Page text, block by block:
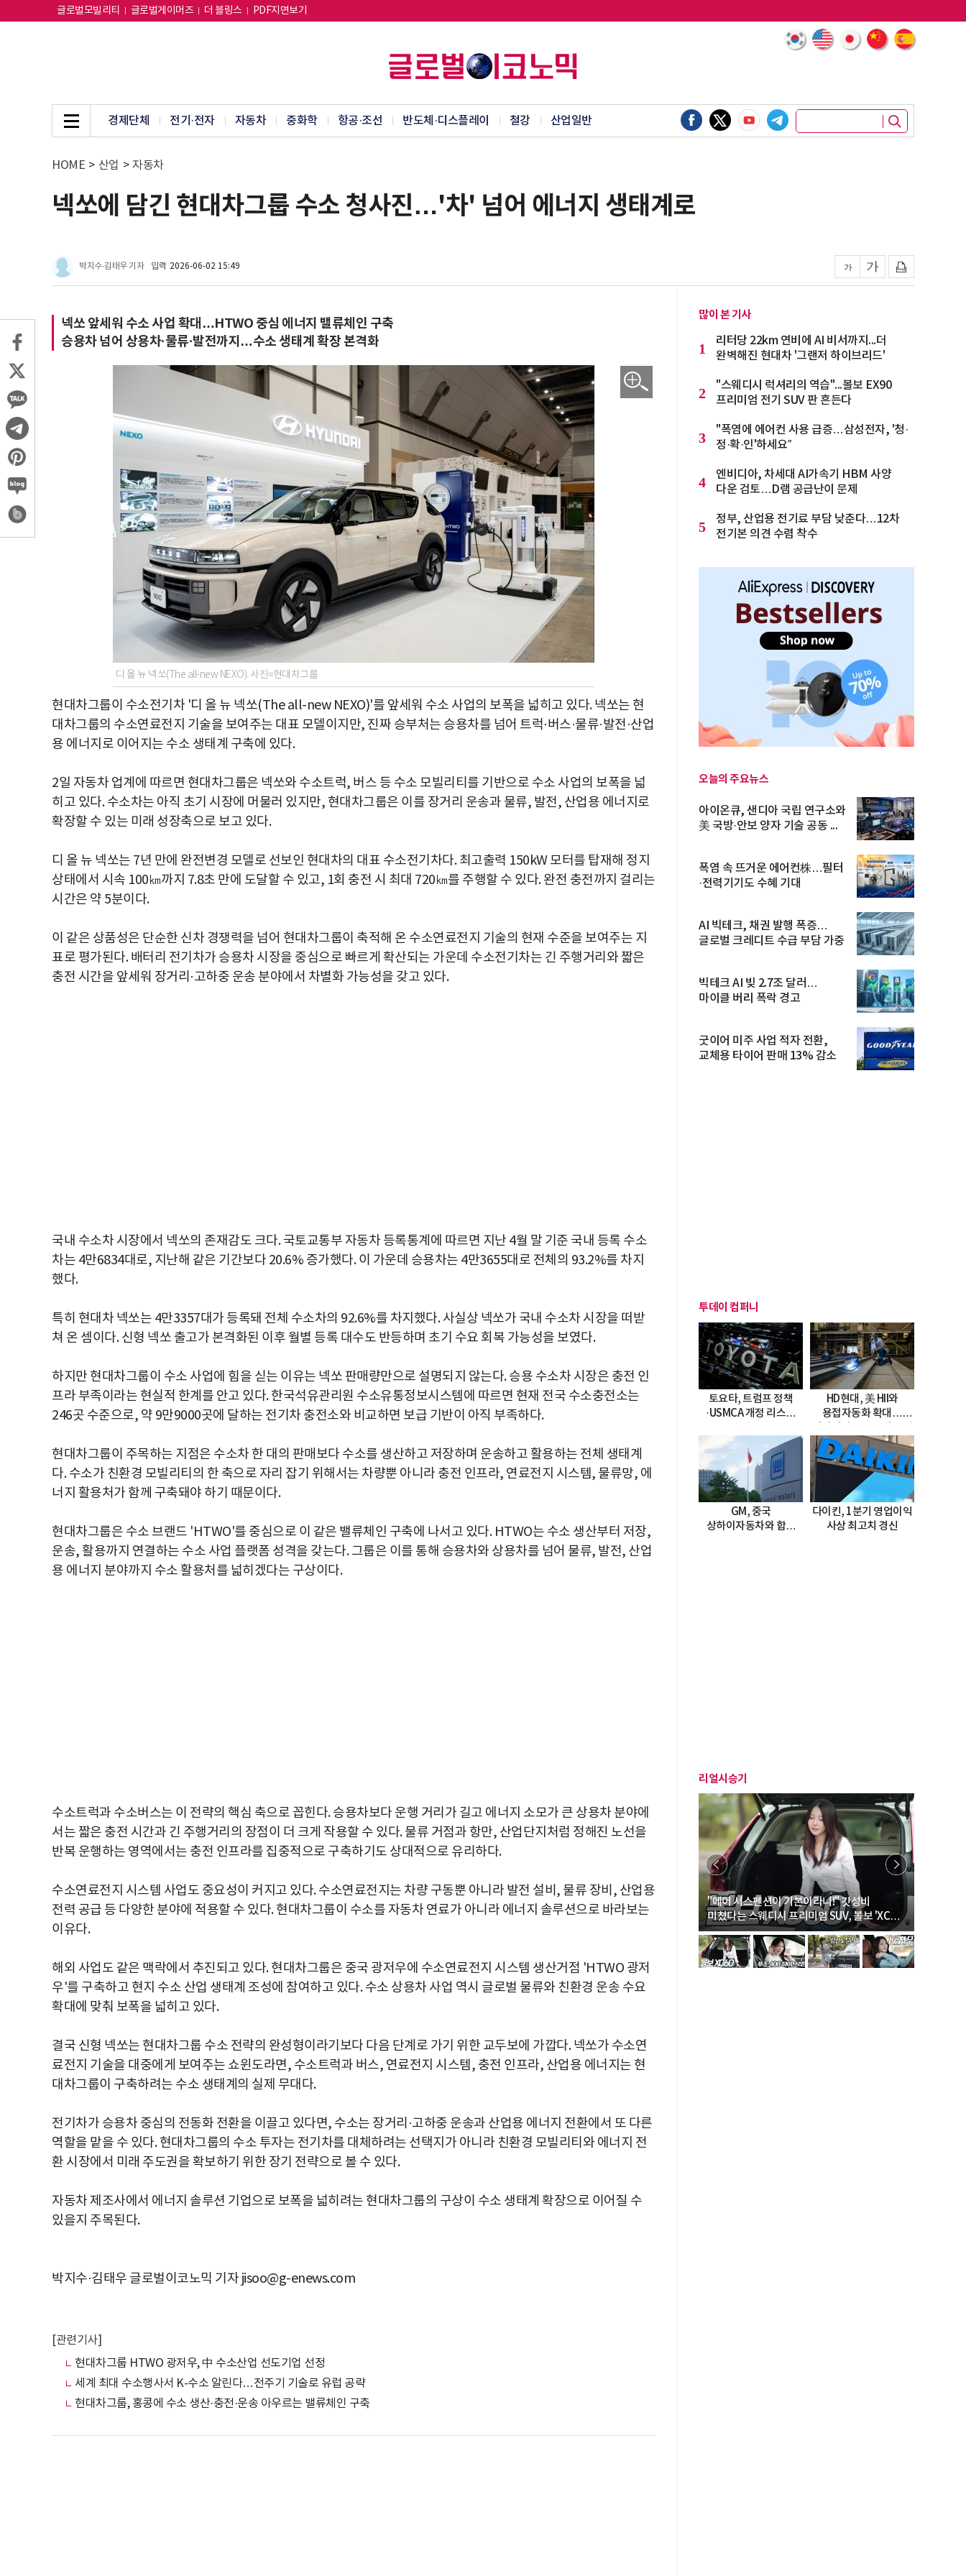
글로벌모빌리티 글로벌게이머즈 더 블링스 PDF지면보기
경제단체 전기·전자 자동차 중화학 항공·조선 반도체·디스플레이 철강 산업일반
HOME > 산업 > 자동차
넥쏘에 담긴 현대차그룹 수소 청사진…'차' 넘어 에너지 생태계로
박지수·김태우 기자 입력 2026-06-02 15:49
넥쏘 앞세워 수소 사업 확대…HTWO 중심 에너지 밸류체인 구축
승용차 넘어 상용차·물류·발전까지…수소 생태계 확장 본격화
디 올 뉴 넥쏘(The all-new NEXO). 사진=현대차그룹
현대차그룹이 수소전기차 '디 올 뉴 넥쏘(The all-new NEXO)'를 앞세워 수소 사업의 보폭을 넓히고 있다. 넥쏘는 현
대차그룹의 수소연료전지 기술을 보여주는 대표 모델이지만, 진짜 승부처는 승용차를 넘어 트럭·버스·물류·발전·산업
용 에너지로 이어지는 수소 생태계 구축에 있다.
2일 자동차 업계에 따르면 현대차그룹은 넥쏘와 수소트럭, 버스 등 수소 모빌리티를 기반으로 수소 사업의 보폭을 넓
히고 있다. 수소차는 아직 초기 시장에 머물러 있지만, 현대차그룹은 이를 장거리 운송과 물류, 발전, 산업용 에너지로
확장할 수 있는 미래 성장축으로 보고 있다.
디 올 뉴 넥쏘는 7년 만에 완전변경 모델로 선보인 현대차의 대표 수소전기차다. 최고출력 150kW 모터를 탑재해 정지
상태에서 시속 100㎞까지 7.8초 만에 도달할 수 있고, 1회 충전 시 최대 720㎞를 주행할 수 있다. 완전 충전까지 걸리는
시간은 약 5분이다.
이 같은 상품성은 단순한 신차 경쟁력을 넘어 현대차그룹이 축적해 온 수소연료전지 기술의 현재 수준을 보여주는 지
표로 평가된다. 배터리 전기차가 승용차 시장을 중심으로 빠르게 확산되는 가운데 수소전기차는 긴 주행거리와 짧은
충전 시간을 앞세워 장거리·고하중 운송 분야에서 차별화 가능성을 갖고 있다.
국내 수소차 시장에서 넥쏘의 존재감도 크다. 국토교통부 자동차 등록통계에 따르면 지난 4월 말 기준 국내 등록 수소
차는 4만6834대로, 지난해 같은 기간보다 20.6% 증가했다. 이 가운데 승용차는 4만3655대로 전체의 93.2%를 차지
했다.
특히 현대차 넥쏘는 4만3357대가 등록돼 전체 수소차의 92.6%를 차지했다. 사실상 넥쏘가 국내 수소차 시장을 떠받
쳐 온 셈이다. 신형 넥쏘 출고가 본격화된 이후 월별 등록 대수도 반등하며 초기 수요 회복 가능성을 보였다.
하지만 현대차그룹이 수소 사업에 힘을 싣는 이유는 넥쏘 판매량만으로 설명되지 않는다. 승용 수소차 시장은 충전 인
프라 부족이라는 현실적 한계를 안고 있다. 한국석유관리원 수소유통정보시스템에 따르면 현재 전국 수소충전소는
246곳 수준으로, 약 9만9000곳에 달하는 전기차 충전소와 비교하면 보급 기반이 아직 부족하다.
현대차그룹이 주목하는 지점은 수소차 한 대의 판매보다 수소를 생산하고 저장하며 운송하고 활용하는 전체 생태계
다. 수소가 친환경 모빌리티의 한 축으로 자리 잡기 위해서는 차량뿐 아니라 충전 인프라, 연료전지 시스템, 물류망, 에
너지 활용처가 함께 구축돼야 하기 때문이다.
현대차그룹은 수소 브랜드 'HTWO'를 중심으로 이 같은 밸류체인 구축에 나서고 있다. HTWO는 수소 생산부터 저장,
운송, 활용까지 연결하는 수소 사업 플랫폼 성격을 갖는다. 그룹은 이를 통해 승용차와 상용차를 넘어 물류, 발전, 산업
용 에너지 분야까지 수소 활용처를 넓히겠다는 구상이다.
수소트럭과 수소버스는 이 전략의 핵심 축으로 꼽힌다. 승용차보다 운행 거리가 길고 에너지 소모가 큰 상용차 분야에
서는 짧은 충전 시간과 긴 주행거리의 장점이 더 크게 작용할 수 있다. 물류 거점과 항만, 산업단지처럼 정해진 노선을
반복 운행하는 영역에서는 충전 인프라를 집중적으로 구축하기도 상대적으로 유리하다.
수소연료전지 시스템 사업도 중요성이 커지고 있다. 수소연료전지는 차량 구동뿐 아니라 발전 설비, 물류 장비, 산업용
전력 공급 등 다양한 분야에 적용할 수 있다. 현대차그룹이 수소를 자동차 연료가 아니라 에너지 솔루션으로 바라보는
이유다.
해외 사업도 같은 맥락에서 추진되고 있다. 현대차그룹은 중국 광저우에 수소연료전지 시스템 생산거점 'HTWO 광저
우'를 구축하고 현지 수소 산업 생태계 조성에 참여하고 있다. 수소 상용차 사업 역시 글로벌 물류와 친환경 운송 수요
확대에 맞춰 보폭을 넓히고 있다.
결국 신형 넥쏘는 현대차그룹 수소 전략의 완성형이라기보다 다음 단계로 가기 위한 교두보에 가깝다. 넥쏘가 수소연
료전지 기술을 대중에게 보여주는 쇼윈도라면, 수소트럭과 버스, 연료전지 시스템, 충전 인프라, 산업용 에너지는 현
대차그룹이 구축하려는 수소 생태계의 실제 무대다.
전기차가 승용차 중심의 전동화 전환을 이끌고 있다면, 수소는 장거리·고하중 운송과 산업용 에너지 전환에서 또 다른
역할을 맡을 수 있다. 현대차그룹의 수소 투자는 전기차를 대체하려는 선택지가 아니라 친환경 모빌리티와 에너지 전
환 시장에서 미래 주도권을 확보하기 위한 장기 전략으로 볼 수 있다.
자동차 제조사에서 에너지 솔루션 기업으로 보폭을 넓히려는 현대차그룹의 구상이 수소 생태계 확장으로 이어질 수
있을지 주목된다.
박지수·김태우 글로벌이코노믹 기자 jisoo@g-enews.com
[관련기사]
현대차그룹 HTWO 광저우, 中 수소산업 선도기업 선정
세계 최대 수소행사서 K-수소 알린다…전주기 기술로 유럽 공략
현대차그룹, 홍콩에 수소 생산·충전·운송 아우르는 밸류체인 구축
많이 본 기사
1
리터당 22km 연비에 AI 비서까지...더
완벽해진 현대차 '그랜저 하이브리드'
2
"스웨디시 럭셔리의 역습"...볼보 EX90
프리미엄 전기 SUV 판 흔든다
3
"폭염에 에어컨 사용 급증…삼성전자, '청·
정·확·인'하세요”
4
엔비디아, 차세대 AI가속기 HBM 사양
다운 검토…D램 공급난이 문제
5
정부, 산업용 전기료 부담 낮춘다…12차
전기본 의견 수렴 착수
오늘의 주요뉴스
아이온큐, 샌디아 국립 연구소와
美 국방·안보 양자 기술 공동 ...
폭염 속 뜨거운 에어컨株…필터
·전력기기도 수혜 기대
AI 빅테크, 채권 발행 폭증…
글로벌 크레디트 수급 부담 가중
빅테크 AI 빚 2.7조 달러…
마이클 버리 폭락 경고
굿이어 미주 사업 적자 전환,
교체용 타이어 판매 13% 감소
투데이 컴퍼니
토요타, 트럼프 정책
·USMCA 개정 리스크
HD현대, 美 HII와
용접자동화 확대…
도입
GM, 중국
상하이자동차와 합작
다이킨, 1분기 영업이익
사상 최고치 경신
리얼시승기
박지수 아나운서가 타본 ‘전설의 무쏘’… “여성·
초보자도 반할 반전 매력”
"에어 서스펜션이 기본이라니!" 갓성비
미쳤다는 스웨디시 프리미엄 SUV, 볼보 'XC60
B5 울트라'